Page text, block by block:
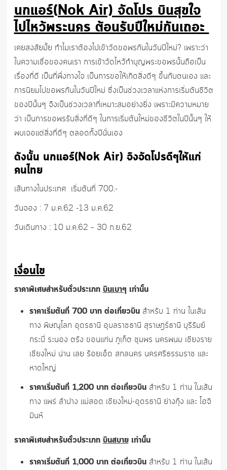
นกแอร์(Nok Air) จัดโปร บินสุขใจ
ไปไหว้พระนคร ต้อนรับปีใหม่กันเถอะ
เคยสงสัยมั้ย ทำไมเราต้องไปเข้าวัดขอพรกันในวันปีใหม่? เพราะว่า
ในความเชื่อของคนเรา การเข้าวัดไหว้ทำบุญพระขอพรนั้นถือเป็น
เรื่องที่ดี เป็นที่พึ่งทางใจ เป็นการขอให้เกิดสิ่งดีๆ ขึ้นกับตนเอง และ
การนิยมไปขอพรกันในวันปีใหม่ ซึ่งเป็นช่วงเวลาแห่งการเริ่มต้นชีวิต
ของปีนั้นๆ จึงเป็นช่วงเวลาที่เหมาะสมอย่างยิ่ง เพราะมีความหมาย
ว่า เป็นการขอพรรับสิ่งที่ดีๆ ในการเริ่มต้นใหม่ของชีวิตในปีนั้นๆ ให้
พบเจอแต่สิ่งที่ดีๆ ตลอดทั้งปีนั่นเอง
ดังนั้น นกแอร์(Nok Air) จึงจัดโปรดีๆให้แก่
คนไทย
เส้นทางในประเทศ เริ่มต้นที่ 700.-
วันจอง : 7 ม.ค.62 -13 ม.ค.62
วันเดินทาง : 10 ม.ค.62 – 30 ก.ย.62
เงื่อนไข
ราคาพิเศษสำหรับตั๋วประเภทบินเบาๆ เท่านั้น
ราคาเริ่มต้นที่ 700 บาท ต่อเที่ยวบิน สำหรับ 1 ท่าน ในเส้น
ทาง พิษณุโลก อุดรธานี อุบลราชธานี สุราษฎร์ธานี บุรีรัมย์
กระบี่ ระนอง ตรัง ขอนแก่น ภูเก็ต ชุมพร นครพนม เชียงราย
เชียงใหม่ น่าน เลย ร้อยเอ็ด สกลนคร นครศรีธรรมราช และ
หาดใหญ่
ราคาเริ่มต้นที่ 1,200 บาท ต่อเที่ยวบิน สำหรับ 1 ท่าน ในเส้น
ทาง แพร่ ลำปาง แม่สอด เชียงใหม่-อุดรธานี ย่างกุ้ง และ โฮจิ
มินห์
ราคาพิเศษสำหรับตั๋วประเภทบินสบายเท่านั้น
ราคาเริ่มต้นที่ 1,000 บาท ต่อเที่ยวบินสำหรับ 1 ท่าน ในเส้น